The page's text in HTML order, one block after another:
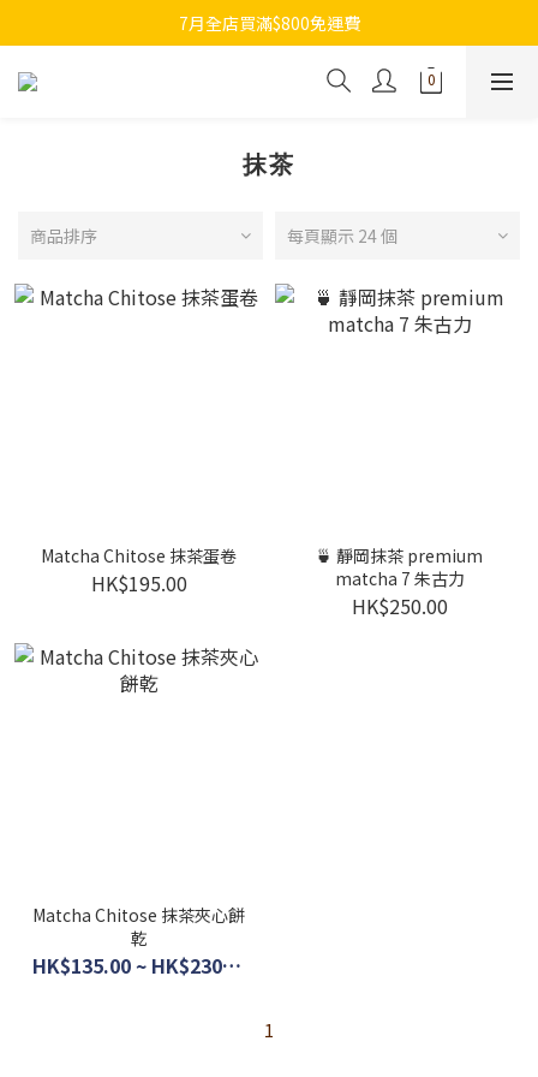
7月全店買滿$800免運費
7月全店買滿$800免運費
歡迎whatsapp查詢各類型日本代購
抹茶
商品排序 每頁顯示 24 個
Matcha Chitose 抹茶蛋卷
HK$195.00
🍵 靜岡抹茶 premium
matcha 7 朱古力
HK$250.00
Matcha Chitose 抹茶夾心餅
乾
HK$135.00 ~ HK$230.00
1